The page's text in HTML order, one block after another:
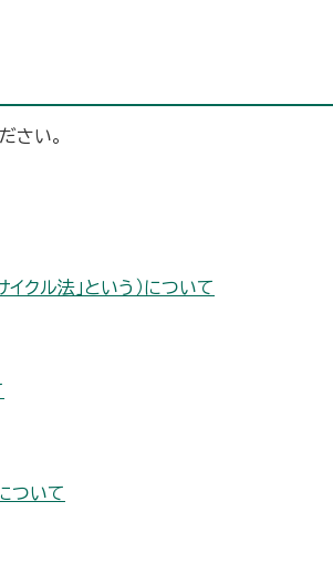
さい。
クル法」という）について
ついて